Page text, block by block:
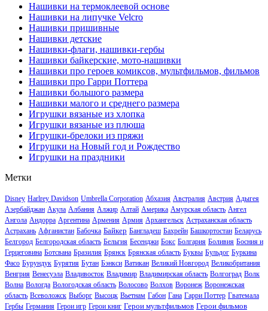
Нашивки на термоклеевой основе
Нашивки на липучке Velcro
Нашивки пришивные
Нашивки детские
Нашивки-флаги, нашивки-гербы
Нашивки байкерские, мото-нашивки
Нашивки про героев комиксов, мультфильмов, фильмов
Нашивки про Гарри Поттера
Нашивки большого размера
Нашивки малого и среднего размера
Игрушки вязаные из хлопка
Игрушки вязаные из плюша
Игрушки-брелоки из пряжи
Игрушки на Новый год и Рождество
Игрушки на праздники
Метки
Disney Harlrey Davidson Umbrella Corporation Абхазия Австралия Австрия Адыгея
Азербайджан Акула Албания Алжир Алтай Америка Амурская область Ангел
Ангола Андорра Аргентина Армения Армия Архангельск Астраханская область
Астрахань Афганистан Бабочка Байкер Бангладеш Бахрейн Башкортостан Беларусь
Белгород Белгородская область Бельгия Бесенджи Бокс Болгария Боливия Босния и
Герцеговина Ботсвана Бразилия Брянск Брянская область Буквы Бульдог Буркина
Фасо Бурундук Бурятия Бутан Бэнкси Ватикан Великий Новгород Великобритания
Венгрия Венесуэла Владивосток Владимир Владимирская область Волгоград Волк
Волна Вологда Вологодская область Волосово Волхов Воронеж Воронежская
область Всеволожск Выборг Высоцк Вьетнам Габон Гана Гарри Поттер Гватемала
Гербы Германия Герои игр Герои книг Герои мультфильмов Герои фильмов